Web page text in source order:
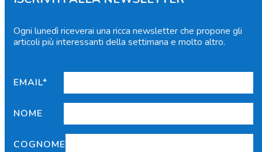
Ogni lunedì riceverai una ricca newsletter che propone gli
articoli più interessanti della settimana e molto altro.
EMAIL*
NOME
COGNOME